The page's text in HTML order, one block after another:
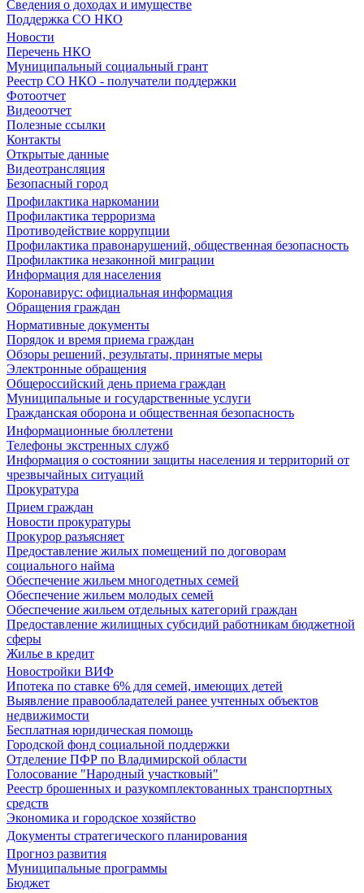
Сведения о доходах и имуществе
Поддержка СО НКО
Новости
Перечень НКО
Муниципальный социальный грант
Реестр СО НКО - получатели поддержки
Фотоотчет
Видеоотчет
Полезные ссылки
Контакты
Открытые данные
Видеотрансляция
Безопасный город
Профилактика наркомании
Профилактика терроризма
Противодействие коррупции
Профилактика правонарушений, общественная безопасность
Профилактика незаконной миграции
Информация для населения
Коронавирус: официальная информация
Обращения граждан
Нормативные документы
Порядок и время приема граждан
Обзоры решений, результаты, принятые меры
Электронные обращения
Общероссийский день приема граждан
Муниципальные и государственные услуги
Гражданская оборона и общественная безопасность
Информационные бюллетени
Телефоны экстренных служб
Информация о состоянии защиты населения и территорий от
чрезвычайных ситуаций
Прокуратура
Прием граждан
Новости прокуратуры
Прокурор разъясняет
Предоставление жилых помещений по договорам
социального найма
Обеспечение жильем многодетных семей
Обеспечение жильем молодых семей
Обеспечение жильем отдельных категорий граждан
Предоставление жилищных субсидий работникам бюджетной
сферы
Жилье в кредит
Новостройки ВИФ
Ипотека по ставке 6% для семей, имеющих детей
Выявление правообладателей ранее учтенных объектов
недвижимости
Бесплатная юридическая помощь
Городской фонд социальной поддержки
Отделение ПФР по Владимирской области
Голосование "Народный участковый"
Реестр брошенных и разукомплектованных транспортных
средств
Экономика и городское хозяйство
Документы стратегического планирования
Прогноз развития
Муниципальные программы
Бюджет